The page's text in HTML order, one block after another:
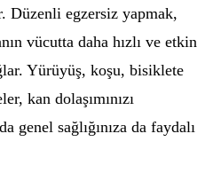
Düzenli egzersiz yapmak,
vücutta daha hızlı ve etkin
Yürüyüş, koşu, bisiklete
kan dolaşımınızı
genel sağlığınıza da faydalı